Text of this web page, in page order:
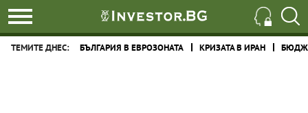
ТЕМИТЕ ДНЕС: БЪЛГАРИЯ В ЕВРОЗОНАТА КРИЗАТА В ИРАН